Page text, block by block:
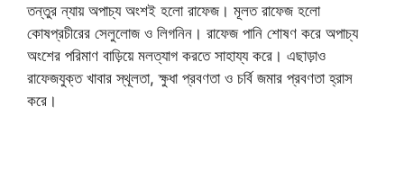
তন্তুর ন্যায় অপাচ্য অংশই হলো রাফেজ। মূলত রাফেজ হলো
কোষপ্রচীরের সেলুলোজ ও লিগনিন। রাফেজ পানি শোষণ করে অপাচ্য
অংশের পরিমাণ বাড়িয়ে মলত্যাগ করতে সাহায্য করে। এছাড়াও
রাফেজযুক্ত খাবার স্থূলতা, ক্ষুধা প্রবণতা ও চর্বি জমার প্রবণতা হ্রাস
করে।